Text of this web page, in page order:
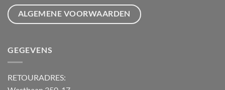
ALGEMENE VOORWAARDEN
GEGEVENS
RETOURADRES: